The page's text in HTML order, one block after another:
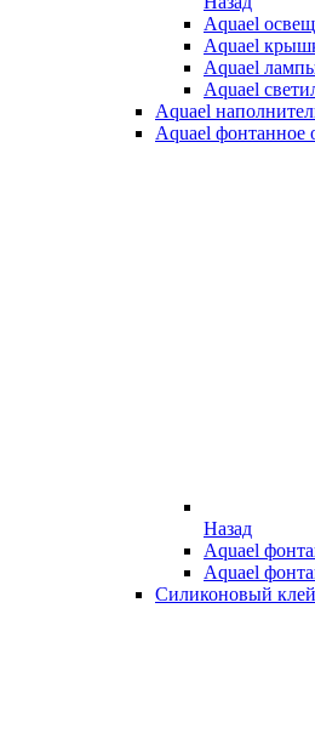
Aquael
Aquael
Aquael
Aquael
Aquael
Aquael фонтанное
Назад
Aquael
Aquael
Силиконовый клей